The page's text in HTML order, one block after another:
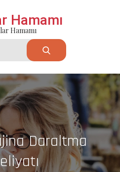
Hamamı
Hamamı
Daraltma